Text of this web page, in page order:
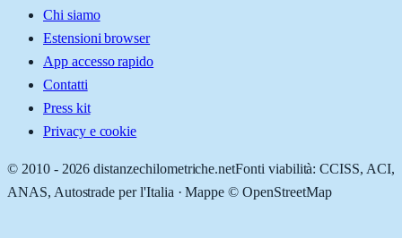
Chi siamo
Estensioni browser
App accesso rapido
Contatti
Press kit
Privacy e cookie
© 2010 - 2026 distanzechilometriche.netFonti viabilità: CCISS, ACI,
ANAS, Autostrade per l'Italia · Mappe © OpenStreetMap